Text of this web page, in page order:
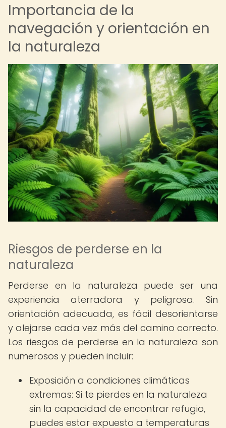
Importancia de la
navegación y orientación en
la naturaleza
Riesgos de perderse en la
naturaleza
Perderse en la naturaleza puede ser una
experiencia aterradora y peligrosa. Sin
orientación adecuada, es fácil desorientarse
y alejarse cada vez más del camino correcto.
Los riesgos de perderse en la naturaleza son
numerosos y pueden incluir:
Exposición a condiciones climáticas
extremas: Si te pierdes en la naturaleza
sin la capacidad de encontrar refugio,
puedes estar expuesto a temperaturas